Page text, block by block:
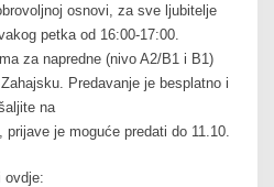
osnovi, za sve ljubitelje
petka od 16:00-17:00.
za napredne (nivo A2/B1 i B1)
Predavanje je besplatno i
na
je moguće predati do 11.10.
ovdje: